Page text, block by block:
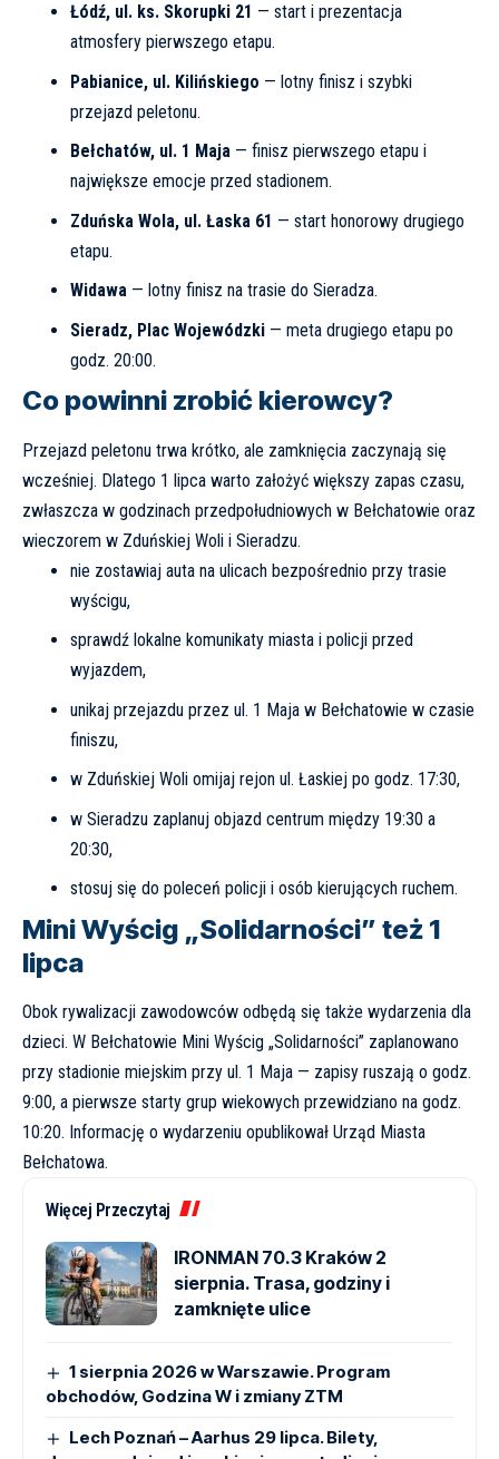
Łódź, ul. ks. Skorupki 21 — start i prezentacja
atmosfery pierwszego etapu.
Pabianice, ul. Kilińskiego — lotny finisz i szybki
przejazd peletonu.
Bełchatów, ul. 1 Maja— finisz pierwszego etapu i
największe emocje przed stadionem.
Zduńska Wola, ul. Łaska 61 — start honorowy drugiego
etapu.
Widawa— lotny finisz na trasie do Sieradza.
Sieradz, Plac Wojewódzki— meta drugiego etapu po
godz. 20:00.
Co powinni zrobić kierowcy?
Przejazd peletonu trwa krótko, ale zamknięcia zaczynają się
wcześniej. Dlatego 1 lipca warto założyć większy zapas czasu,
zwłaszcza w godzinach przedpołudniowych w Bełchatowie oraz
wieczorem w Zduńskiej Woli i Sieradzu.
nie zostawiaj auta na ulicach bezpośrednio przy trasie
wyścigu,
sprawdź lokalne komunikaty miasta i policji przed
wyjazdem,
unikaj przejazdu przez ul. 1 Maja w Bełchatowie w czasie
finiszu,
w Zduńskiej Woli omijaj rejon ul. Łaskiej po godz. 17:30,
w Sieradzu zaplanuj objazd centrum między 19:30 a
20:30,
stosuj się do poleceń policji i osób kierujących ruchem.
Mini Wyścig „Solidarności” też 1
lipca
Obok rywalizacji zawodowców odbędą się także wydarzenia dla
dzieci. W Bełchatowie Mini Wyścig „Solidarności” zaplanowano
przy stadionie miejskim przy ul. 1 Maja — zapisy ruszają o godz.
9:00, a pierwsze starty grup wiekowych przewidziano na godz.
10:20. Informację o wydarzeniu opublikował Urząd Miasta
Bełchatowa.
Więcej Przeczytaj
IRONMAN 70.3 Kraków 2
sierpnia. Trasa, godziny i
zamknięte ulice
1 sierpnia 2026 w Warszawie. Program
obchodów, Godzina W i zmiany ZTM
Lech Poznań – Aarhus 29 lipca. Bilety,